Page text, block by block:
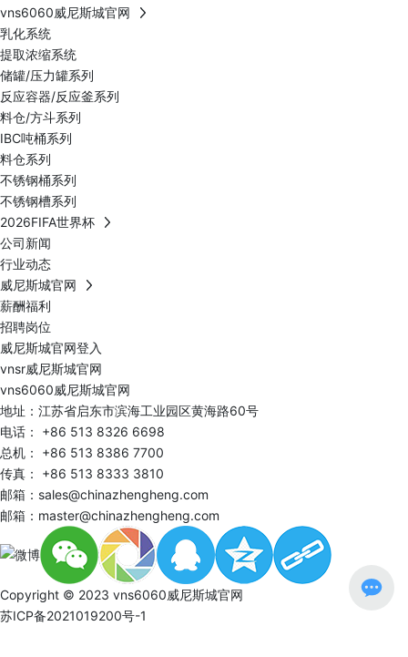
vns6060威尼斯城官网
乳化系统
提取浓缩系统
储罐/压力罐系列
反应容器/反应釜系列
料仓/方斗系列
IBC吨桶系列
料仓系列
不锈钢桶系列
不锈钢槽系列
2026FIFA世界杯
公司新闻
行业动态
威尼斯城官网
薪酬福利
招聘岗位
威尼斯城官网登入
vnsr威尼斯城官网
vns6060威尼斯城官网
地址：江苏省启东市滨海工业园区黄海路60号
电话： +86 513 8326 6698
总机： +86 513 8386 7700
传真： +86 513 8333 3810
邮箱： sales@chinazhengheng.com
邮箱： master@chinazhengheng.com
Copyright © 2023 vns6060威尼斯城官网
苏ICP备2021019200号-1